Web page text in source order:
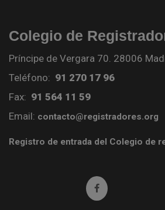
Colegio de
Príncipe de Vergara 70. 28006
Teléfono: 91 270 17 96
Fax: 91 564 11 59
Email: contacto@registradores.org
Registro de entrada del Colegio de
Ir a facebook